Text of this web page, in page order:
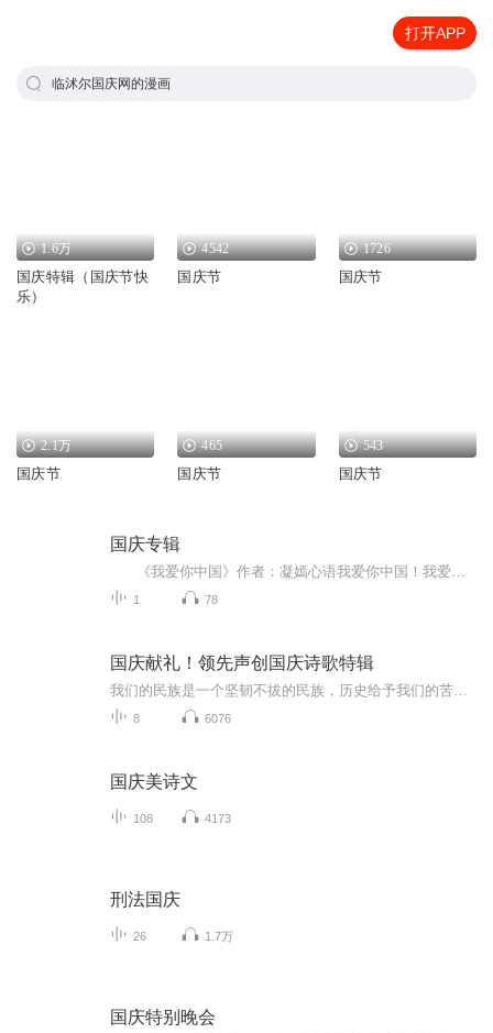
打开APP
临沭尔国庆网的漫画
1.6万
国庆特辑（国庆节快
乐）
4542
国庆节
1726
国庆节
2.1万
国庆节
465
国庆节
543
国庆节
国庆专辑
1 78
国庆献礼！领先声创国庆诗歌特辑
8 6076
国庆美诗文
108 4173
刑法国庆
26 1.7万
国庆特别晚会